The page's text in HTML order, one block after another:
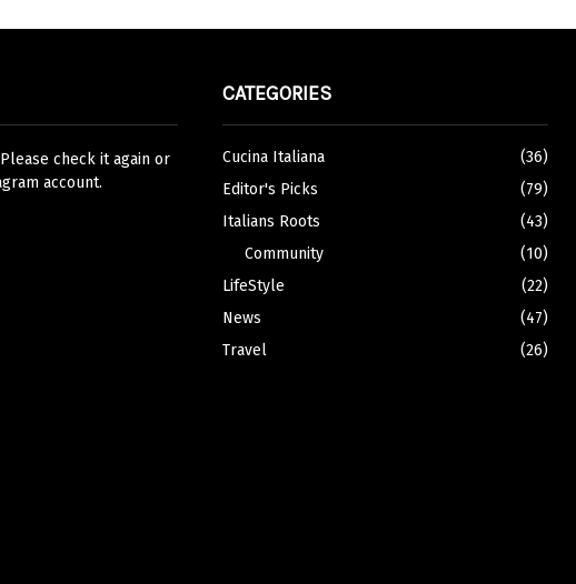
check it again or
account.
CATEGORIES
Cucina Italiana
(36)
Editor's Picks
(79)
Italians Roots
(43)
Community
(10)
LifeStyle
(22)
News
(47)
Travel
(26)